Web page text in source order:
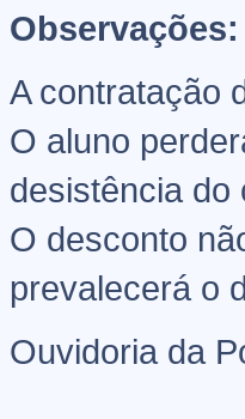
Observações:
A contratação
O aluno
desistência do
O desconto
prevalecerá o
Ouvidoria da